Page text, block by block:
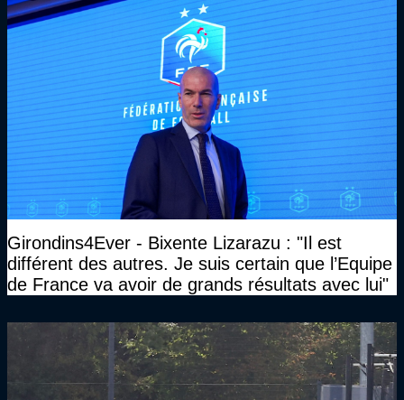
Girondins4Ever - Bixente Lizarazu : "Il est
différent des autres. Je suis certain que l’Equipe
de France va avoir de grands résultats avec lui"